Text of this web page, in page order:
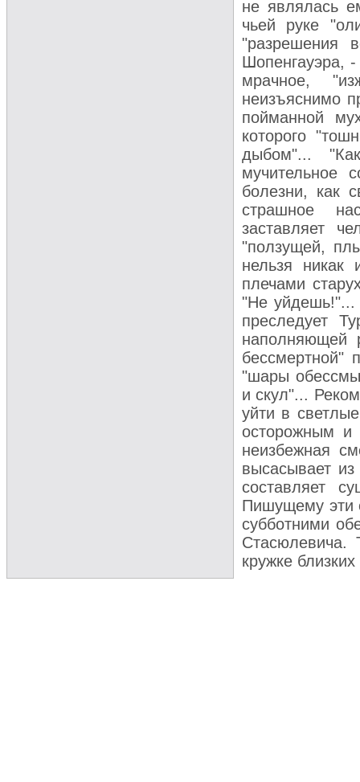
не являлась
чьей руке
"разрешения
Шопенгауэра, -
мрачное,
неизъяснимо
пойманной
которого
дыбом"...
мучительное
болезни, как
страшное
заставляет
"ползущей,
нельзя никак
плечами
"Не уйдешь!"...
преследует
наполняющей
бессмертной"
"шары
и скул"...
уйти в
осторожным и
неизбежная
высасывает
составляет
Пишущему эти
субботними
Стасюлевича.
кружке близких